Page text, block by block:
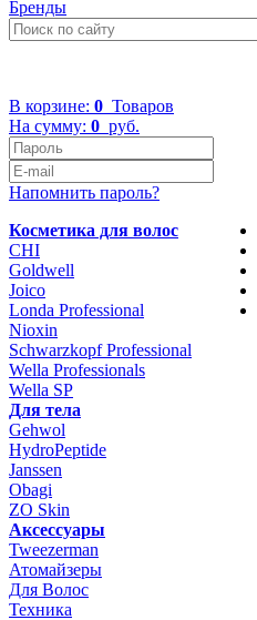
Бренды
В корзине: 0 Товаров
На сумму: 0 руб.
Напомнить пароль?
Косметика для волос
CHI
Goldwell
Joico
Londa Professional
Nioxin
Schwarzkopf Professional
Wella Professionals
Wella SP
Для тела
Gehwol
HydroPeptide
Janssen
Obagi
ZO Skin
Aксессуары
Tweezerman
Атомайзеры
Для Волос
Техника